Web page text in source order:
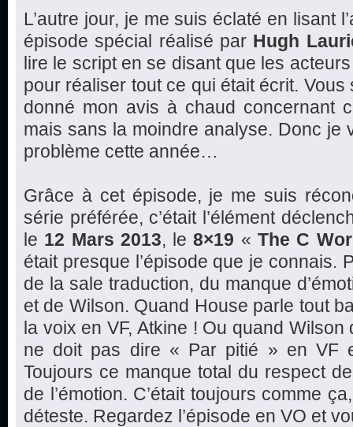
L’autre jour, je me suis éclaté en lisant
épisode spécial réalisé par Hugh
lire le script en se disant que les
pour réaliser tout ce qui était écrit. Vous
donné mon avis à chaud concernant
mais sans la moindre analyse. Donc je
problème cette année…
Grâce à cet épisode, je me suis
série préférée, c’était l’élément
le 12 Mars 2013, le8×19 « The C
était presque l’épisode que je connais.
de la sale traduction, du manque
et de Wilson. Quand House parle tout
la voix en VF, Atkine ! Ou quand Wilson
ne doit pas dire « Par pitié » en VF
Toujours ce manque total du respect
de l’émotion. C’était toujours comme
déteste. Regardez l’épisode en VO et